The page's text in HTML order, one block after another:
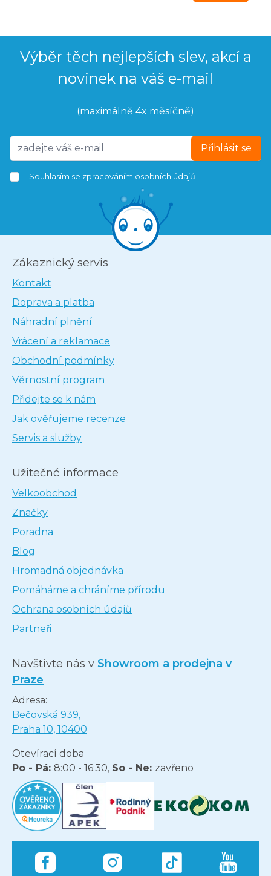
Výběr těch nejlepších slev, akcí a
novinek na váš e-mail
(maximálně 4x měsíčně)
Přihlásit se
Souhlasím se zpracováním osobních údajů
Zákaznický servis
Kontakt
Doprava a platba
Náhradní plnění
Vrácení a reklamace
Obchodní podmínky
Věrnostní program
Přidejte se k nám
Jak ověřujeme recenze
Servis a služby
Užitečné informace
Velkoobchod
Značky
Poradna
Blog
Hromadná objednávka
Pomáháme a chráníme přírodu
Ochrana osobních údajů
Partneři
Navštivte nás v Showroom a prodejna v
Praze
Adresa:
Bečovská 939,
Praha 10, 10400
Otevírací doba
Po - Pá: 8:00 - 16:30, So - Ne: zavřeno